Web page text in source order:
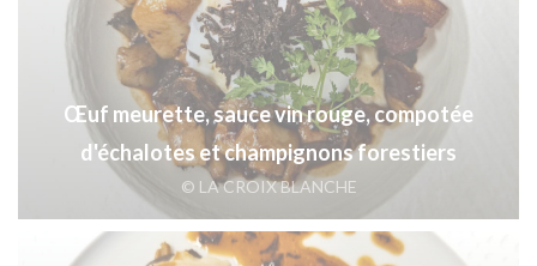
Œuf meurette, sauce vin rouge, compotée
d'échalotes et champignons forestiers
© LA CROIX BLANCHE